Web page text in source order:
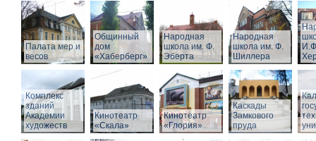
Палата мер и
весов
Общинный
дом
«Хаберберг»
Народная
школа им. Ф.
Эберта
Народная
школа им. Ф.
Шиллера
Комплекс
зданий
Академии
художеств
Кинотеатр
«Скала»
Кинотеатр
«Глория»
Каскады
Замкового
пруда